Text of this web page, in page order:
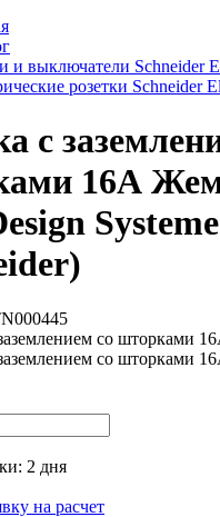
и выключатели Schneider
розетки Schneider
с
16А
2 дня
на расчет